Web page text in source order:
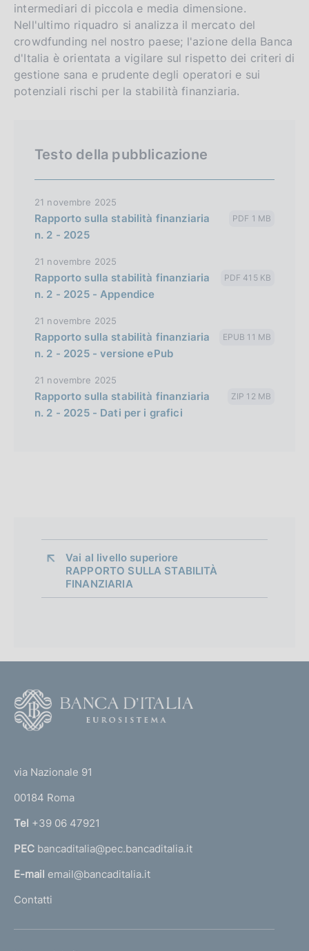
intermediari di piccola e media dimensione.
Nell'ultimo riquadro si analizza il mercato del
crowdfunding nel nostro paese; l'azione della Banca
d'Italia è orientata a vigilare sul rispetto dei criteri di
gestione sana e prudente degli operatori e sui
potenziali rischi per la stabilità finanziaria.
Testo della pubblicazione
21 novembre 2025
Rapporto sulla stabilità finanziaria
n. 2 - 2025
PDF 1 MB
21 novembre 2025
Rapporto sulla stabilità finanziaria
n. 2 - 2025 - Appendice
PDF 415 KB
21 novembre 2025
Rapporto sulla stabilità finanziaria
n. 2 - 2025 - versione ePub
EPUB 11 MB
21 novembre 2025
Rapporto sulla stabilità finanziaria
n. 2 - 2025 - Dati per i grafici
ZIP 12 MB
Vai al livello superiore
RAPPORTO SULLA STABILITÀ
FINANZIARIA
r
n
a
l
'
via Nazionale 91
00184 Roma
Tel +39 06 47921
PEC bancaditalia@pec.bancaditalia.it
E-mail email@bancaditalia.it
Contatti